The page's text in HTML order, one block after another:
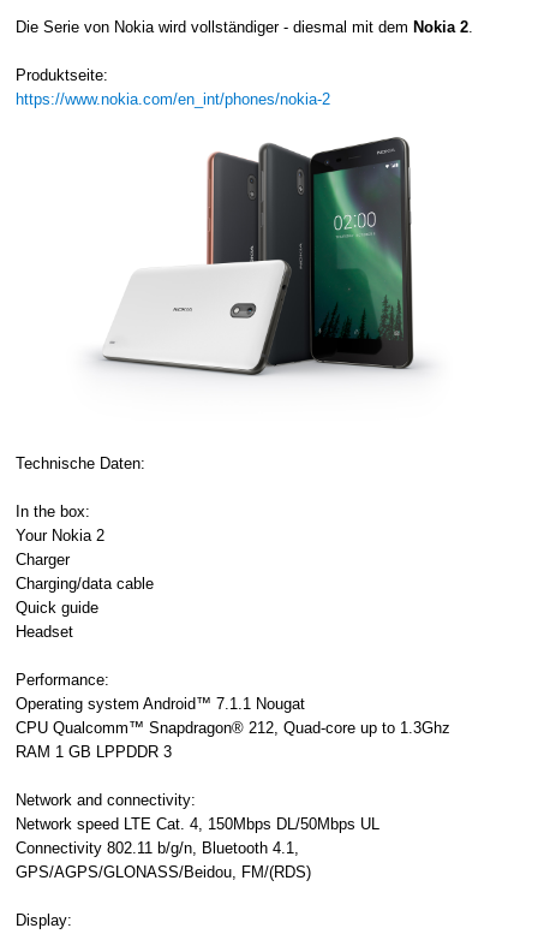
Die Serie von Nokia wird vollständiger - diesmal mit dem Nokia 2.
Produktseite:
https://www.nokia.com/en_int/phones/nokia-2
Technische Daten:
In the box:
Your Nokia 2
Charger
Charging/data cable
Quick guide
Headset
Performance:
Operating system Android™ 7.1.1 Nougat
CPU Qualcomm™ Snapdragon® 212, Quad-core up to 1.3Ghz
RAM 1 GB LPPDDR 3
Network and connectivity:
Network speed LTE Cat. 4, 150Mbps DL/50Mbps UL
Connectivity 802.11 b/g/n, Bluetooth 4.1,
GPS/AGPS/GLONASS/Beidou, FM/(RDS)
Display: